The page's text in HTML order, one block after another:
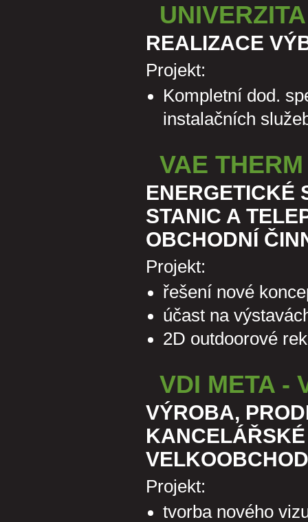
REALIZACE
Projekt:
Kompletní dod.
instalačních
VAE
ENERGETICKÉ
STANIC A
OBCHODNÍ
Projekt:
řešení nové
účast na
2D outdoorové
VDI META -
VÝROBA,
VELKOOBCHOD
Projekt:
tvorba nového